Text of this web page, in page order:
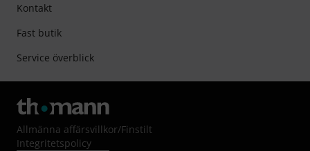
Kontakt
Fast butik
Service överblick
Allmänna affärsvillkor/Finstilt
Integritetspolicy